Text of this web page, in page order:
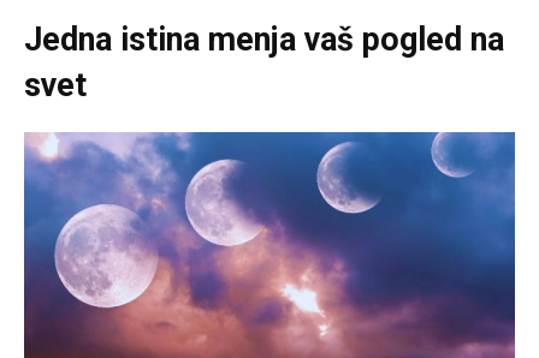
Jedna istina menja vaš pogled na
svet